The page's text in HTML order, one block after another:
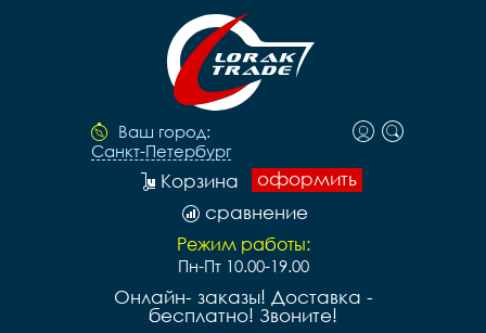
Ваш город:
Санкт-Петербург
оформить
Корзина
сравнение
Режим работы:
Пн-Пт 10.00-19.00
Онлайн- заказы! Доставка -
бесплатно! Звоните!